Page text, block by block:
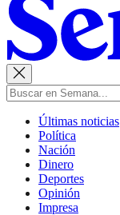
Últimas noticias
Política
Nación
Dinero
Deportes
Opinión
Impresa